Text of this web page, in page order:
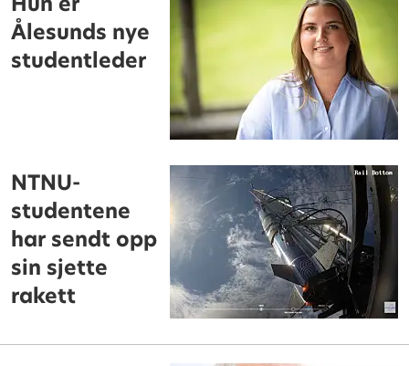
Ålesunds nye
studentleder
NTNU-
studentene
har sendt opp
sin sjette
rakett